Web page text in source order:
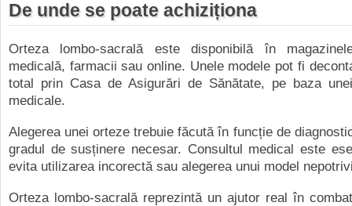
De unde se poate achiziționa
Orteza lombo-sacrală este disponibilă în
medicală, farmacii sau online. Unele modele pot fi
total prin Casa de Asigurări de Sănătate, pe baza
medicale.
Alegerea unei orteze trebuie făcută în funcție de
gradul de susținere necesar. Consultul medical este
evita utilizarea incorectă sau alegerea unui model
Orteza lombo-sacrală reprezintă un ajutor real în